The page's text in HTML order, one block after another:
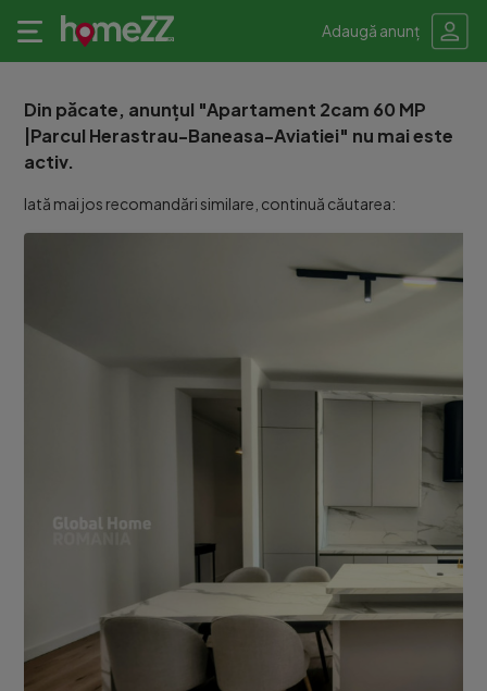
Adaugă anunț
Din păcate, anunțul "Apartament 2cam 60 MP
|Parcul Herastrau-Baneasa-Aviatiei" nu mai este
activ.
Iată mai jos recomandări similare, continuă căutarea: